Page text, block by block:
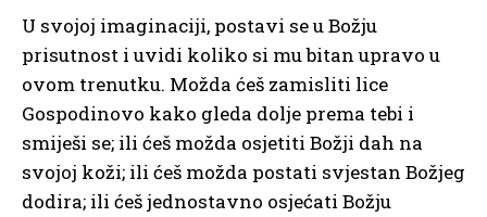
U svojoj imaginaciji, postavi se u Božju
prisutnost i uvidi koliko si mu bitan upravo u
ovom trenutku. Možda ćeš zamisliti lice
Gospodinovo kako gleda dolje prema tebi i
smiješi se; ili ćeš možda osjetiti Božji dah na
svojoj koži; ili ćeš možda postati svjestan Božjeg
dodira; ili ćeš jednostavno osjećati Božju